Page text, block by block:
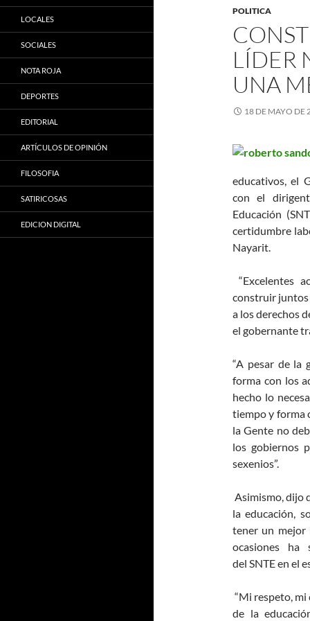
POLITICA
LÍDER
UNA
18 DE MAYO DE
educativos, el
con el
Educación
certidumbre
Nayarit.
“Excelentes
construir juntos
a los derechos
el gobernante
“A pesar de la
forma con los
hecho lo
tiempo y forma
la Gente no
los gobiernos
sexenios”.
Asimismo, dijo
la educación,
tener un mejor
ocasiones ha
del SNTE en el
“Mi respeto,
de la
LOCALES
SOCIALES
NOTA ROJA
DEPORTES
EDITORIAL
ARTÍCULOS DE OPINIÓN
FILOSOFIA
SATIRICOSAS
EDICION DIGITAL